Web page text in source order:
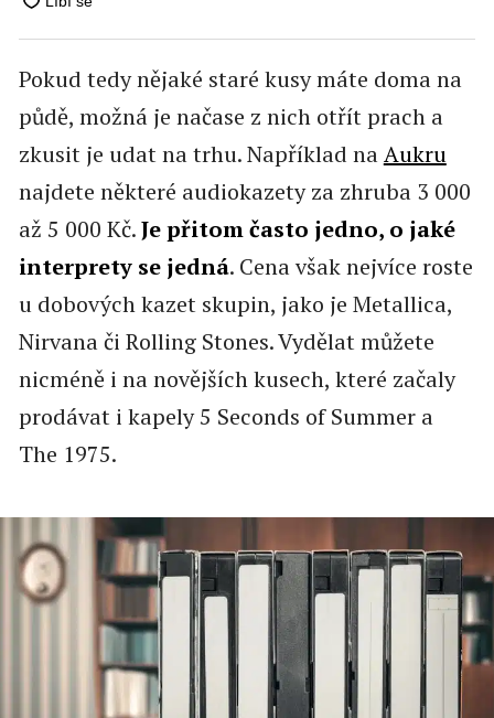
Pokud tedy nějaké staré kusy máte doma na
půdě, možná je načase z nich otřít prach a
zkusit je udat na trhu. Například naAukru
najdete některé audiokazety za zhruba 3 000
až 5 000 Kč.Je přitom často jedno, o jaké
interprety se jedná. Cena však nejvíce roste
u dobových kazet skupin, jako je Metallica,
Nirvana či Rolling Stones. Vydělat můžete
nicméně i na novějších kusech, které začaly
prodávat i kapely 5 Seconds of Summer a
The 1975.